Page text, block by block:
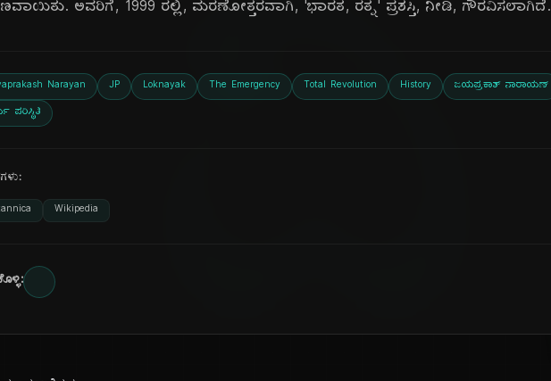
ಅವರಿಗೆ, 1999 ರಲ್ಲಿ, ಮರಣೋತ್ತರವಾಗಿ, 'ಭಾರತ, ರತ್ನ' ಪ್ರಶಸ್ತಿ, ನೀಡಿ, ಗೌರವಿಸಲಾಗಿದೆ.
Narayan JP Loknayak The Emergency Total Revolution History ಜಯಪ್ರಕಾಶ್ ನಾರಾಯಣ್
ಪರಿಸ್ಥಿತಿ
Wikipedia